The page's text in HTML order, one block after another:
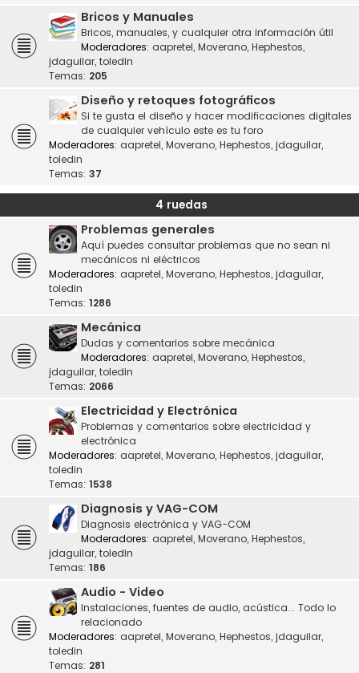
Bricos y Manuales
Bricos, manuales, y cualquier otra información útil
Moderadores: aapretel, Moverano, Hephestos,
jdaguilar, toledin
Temas: 205
Diseño y retoques fotográficos
Si te gusta el diseño y hacer modificaciones digitales
de cualquier vehículo este es tu foro
Moderadores: aapretel, Moverano, Hephestos, jdaguilar,
toledin
Temas: 37
4 ruedas
Problemas generales
Aquí puedes consultar problemas que no sean ni
mecánicos ni eléctricos
Moderadores: aapretel, Moverano, Hephestos, jdaguilar,
toledin
Temas: 1286
Mecánica
Dudas y comentarios sobre mecánica
Moderadores: aapretel, Moverano, Hephestos,
jdaguilar, toledin
Temas: 2066
Electricidad y Electrónica
Problemas y comentarios sobre electricidad y
electrónica
Moderadores: aapretel, Moverano, Hephestos, jdaguilar,
toledin
Temas: 1538
Diagnosis y VAG-COM
Diagnosis electrónica y VAG-COM
Moderadores: aapretel, Moverano, Hephestos,
jdaguilar, toledin
Temas: 186
Audio - Video
Instalaciones, fuentes de audio, acústica... Todo lo
relacionado
Moderadores: aapretel, Moverano, Hephestos, jdaguilar,
toledin
Temas: 281